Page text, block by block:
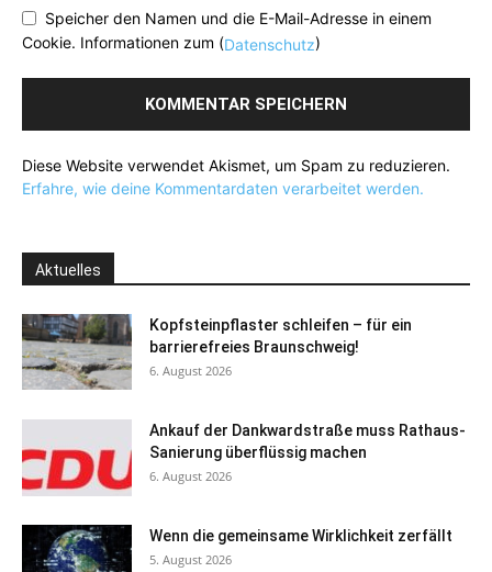
Speicher den Namen und die E-Mail-Adresse in einem
Cookie. Informationen zum (Datenschutz)
Diese Website verwendet Akismet, um Spam zu reduzieren.
Erfahre, wie deine Kommentardaten verarbeitet werden.
Aktuelles
Kopfsteinpflaster schleifen – für ein
barrierefreies Braunschweig!
6. August 2026
Ankauf der Dankwardstraße muss Rathaus-
Sanierung überflüssig machen
6. August 2026
Wenn die gemeinsame Wirklichkeit zerfällt
5. August 2026